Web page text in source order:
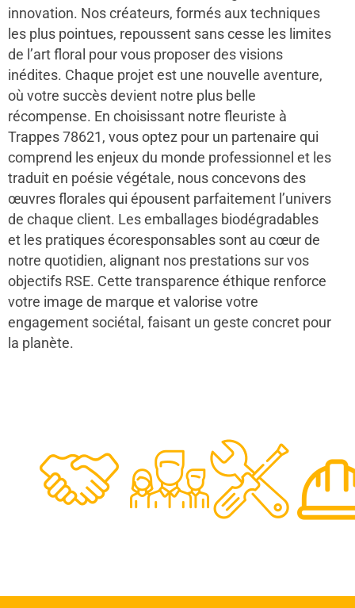
innovation. Nos créateurs, formés aux techniques
les plus pointues, repoussent sans cesse les limites
de l’art floral pour vous proposer des visions
inédites. Chaque projet est une nouvelle aventure,
où votre succès devient notre plus belle
récompense. En choisissant notre fleuriste à
Trappes 78621, vous optez pour un partenaire qui
comprend les enjeux du monde professionnel et les
traduit en poésie végétale, nous concevons des
œuvres florales qui épousent parfaitement l’univers
de chaque client. Les emballages biodégradables
et les pratiques écoresponsables sont au cœur de
notre quotidien, alignant nos prestations sur vos
objectifs RSE. Cette transparence éthique renforce
votre image de marque et valorise votre
engagement sociétal, faisant un geste concret pour
la planète.
48
0
50
Experts